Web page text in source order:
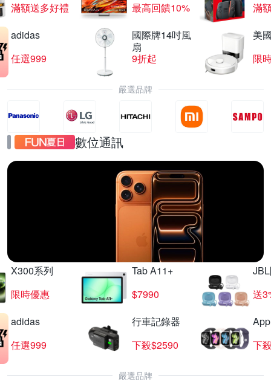
滿額送多好禮
最高回饋10%
滿
adidas
任選999
國際牌14吋風
扇
9折起
美
限
嚴選品牌
數位通訊
X300系列
限時優惠
Tab A11+
$7990
送
adidas
任選999
行車記錄器
下殺$2590
下
嚴選品牌